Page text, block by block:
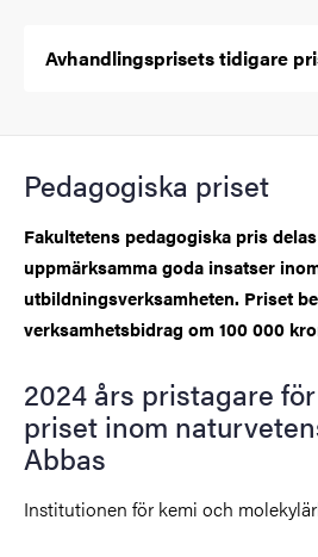
Avhandlingsprisets tidigare
Pedagogiska priset
Fakultetens pedagogiska pris
uppmärksamma goda insatser
utbildningsverksamheten. Priset
verksamhetsbidrag om 100 000
2024 års pristagare
priset inom
Abbas
Institutionen för kemi och